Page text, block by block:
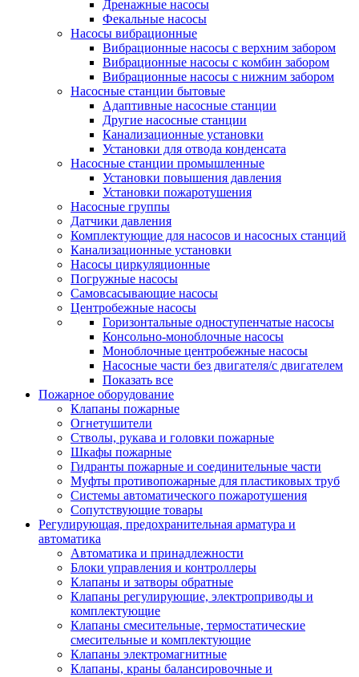
Дренажные насосы
Фекальные насосы
Насосы вибрационные
Вибрационные насосы с верхним забором
Вибрационные насосы с комбин забором
Вибрационные насосы с нижним забором
Насосные станции бытовые
Адаптивные насосные станции
Другие насосные станции
Канализационные установки
Установки для отвода конденсата
Насосные станции промышленные
Установки повышения давления
Установки пожаротушения
Насосные группы
Датчики давления
Комплектующие для насосов и насосных станций
Канализационные установки
Насосы циркуляционные
Погружные насосы
Самовсасывающие насосы
Центробежные насосы
Горизонтальные одноступенчатые насосы
Консольно-моноблочные насосы
Моноблочные центробежные насосы
Насосные части без двигателя/с двигателем
Показать все
Пожарное оборудование
Клапаны пожарные
Огнетушители
Стволы, рукава и головки пожарные
Шкафы пожарные
Гидранты пожарные и соединительные части
Муфты противопожарные для пластиковых труб
Системы автоматического пожаротушения
Сопутствующие товары
Регулирующая, предохранительная арматура и
автоматика
Автоматика и принадлежности
Блоки управления и контроллеры
Клапаны и затворы обратные
Клапаны регулирующие, электроприводы и
комплектующие
Клапаны смесительные, термостатические
смесительные и комплектующие
Клапаны электромагнитные
Клапаны, краны балансировочные и